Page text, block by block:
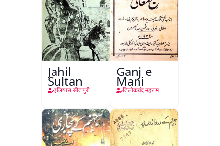
Jahil
Sultan
इलियास सीतापुरी
Ganj-e-
Mani
तिलोकचंद महरूम